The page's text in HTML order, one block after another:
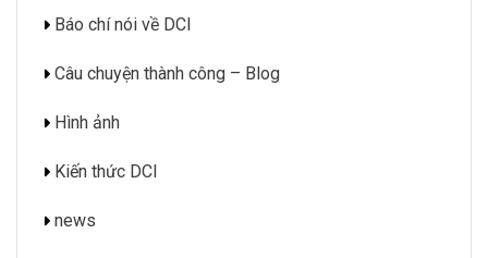
Báo chí nói về DCI
Câu chuyện thành công – Blog
Hình ảnh
Kiến thức DCI
news